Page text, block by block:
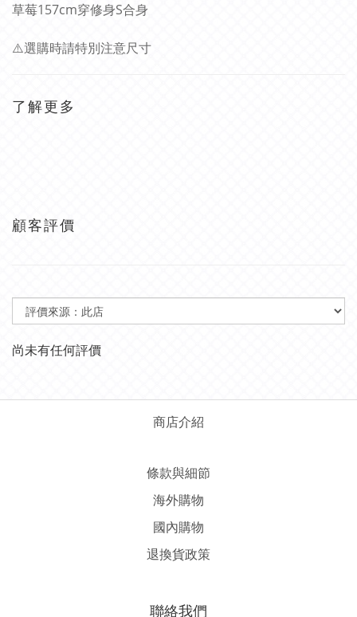
草莓157cm穿修身S合身
⚠選購時請特別注意尺寸
了解更多
顧客評價
尚未有任何評價
商店介紹
條款與細節
海外購物
國內購物
退換貨政策
聯絡我們